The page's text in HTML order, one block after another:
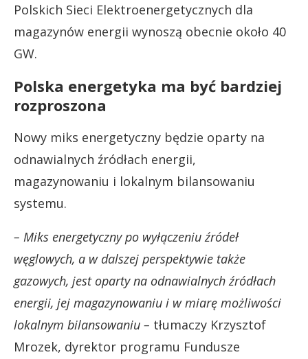
Polskich Sieci Elektroenergetycznych dla
magazynów energii wynoszą obecnie około 40
GW.
Polska energetyka ma być bardziej
rozproszona
Nowy miks energetyczny będzie oparty na
odnawialnych źródłach energii,
magazynowaniu i lokalnym bilansowaniu
systemu.
– Miks energetyczny po wyłączeniu źródeł
węglowych, a w dalszej perspektywie także
gazowych, jest oparty na odnawialnych źródłach
energii, jej magazynowaniu i w miarę możliwości
lokalnym bilansowaniu – tłumaczy Krzysztof
Mrozek, dyrektor programu Fundusze